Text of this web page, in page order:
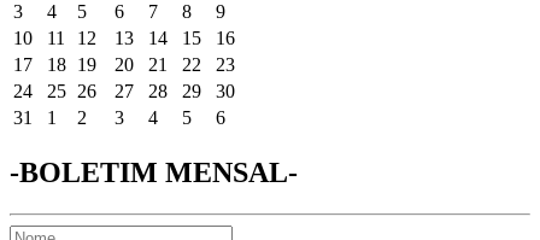
3
4 5 6 7 8
9
10
11 12 13 14 15
16
17
18 19 20 21 22
23
24
25 26 27 28 29
30
31
1 2 3 4 5 6
-BOLETIM MENSAL-